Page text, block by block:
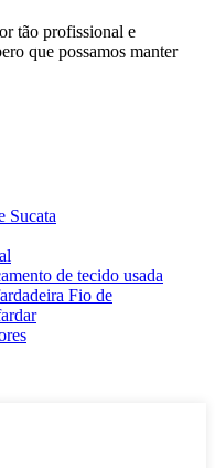
tão profissional e
que possamos manter
Sucata
de tecido usada
Fio de